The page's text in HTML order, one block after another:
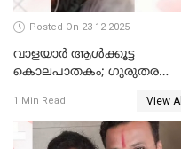
Posted On 23-12-2025
വാളയാർ ആൾക്കൂട്ട
കൊലപാതകം; ഗുരുതര
1 Min Read View All